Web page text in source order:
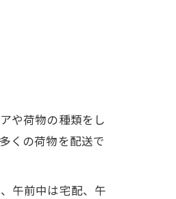
や荷物の種類をし
くの荷物を配送で
午前中は宅配、午